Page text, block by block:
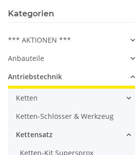
Kategorien
*** AKTIONEN ***
Anbauteile
Antriebstechnik
Ketten
Ketten-Schlösser & Werkzeug
Kettensatz
Ketten-Kit Supersprox